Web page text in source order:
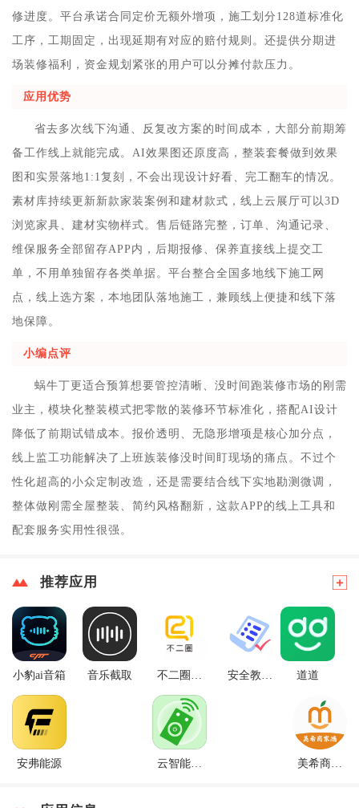
修进度。平台承诺合同定价无额外增项，施工划分128道标准化
工序，工期固定，出现延期有对应的赔付规则。还提供分期进
场装修福利，资金规划紧张的用户可以分摊付款压力。
应用优势
省去多次线下沟通、反复改方案的时间成本，大部分前期筹
备工作线上就能完成。AI效果图还原度高，整装套餐做到效果
图和实景落地1:1复刻，不会出现设计好看、完工翻车的情况。
素材库持续更新新款家装案例和建材款式，线上云展厅可以3D
浏览家具、建材实物样式。售后链路完整，订单、沟通记录、
维保服务全部留存APP内，后期报修、保养直接线上提交工
单，不用单独留存各类单据。平台整合全国多地线下施工网
点，线上选方案，本地团队落地施工，兼顾线上便捷和线下落
地保障。
小编点评
蜗牛丁更适合预算想要管控清晰、没时间跑装修市场的刚需
业主，模块化整装模式把零散的装修环节标准化，搭配AI设计
降低了前期试错成本。报价透明、无隐形增项是核心加分点，
线上监工功能解决了上班族装修没时间盯现场的痛点。不过个
性化超高的小众定制改造，还是需要结合线下实地勘测微调，
整体做刚需全屋整装、简约风格翻新，这款APP的线上工具和
配套服务实用性很强。
推荐应用
小豹ai音箱 音乐截取
不二圈商
安全教育
道道
安弗能源
云智能遥
美希商家